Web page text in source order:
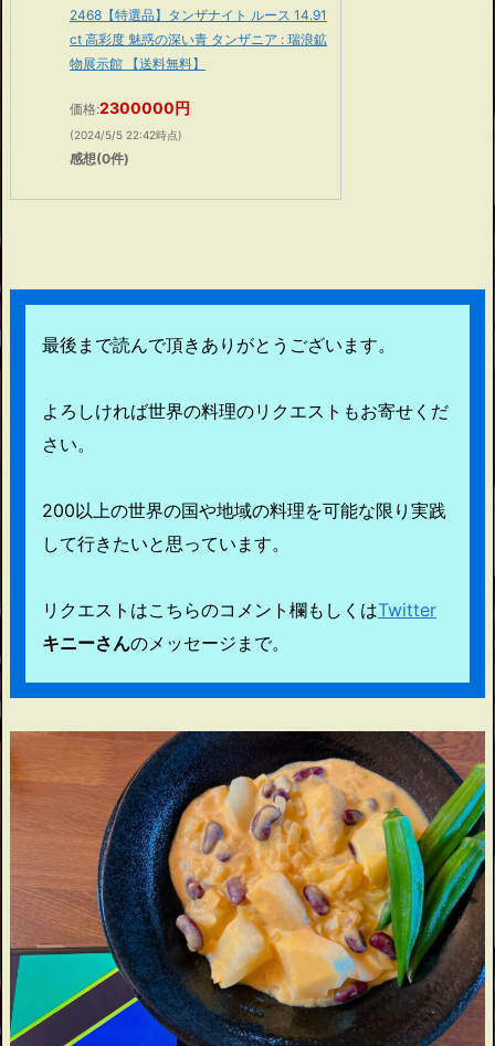
2468【特選品】タンザナイト ルース 14.91
ct 高彩度 魅惑の深い青 タンザニア : 瑞浪鉱
物展示館 【送料無料】
価格:2300000円
(2024/5/5 22:42時点)
感想(0件)
最後まで読んで頂きありがとうございます。
よろしければ世界の料理のリクエストもお寄せくだ
さい。
200以上の世界の国や地域の料理を可能な限り実践
して行きたいと思っています。
リクエストはこちらのコメント欄もしくはTwitter
キニーさんのメッセージまで。